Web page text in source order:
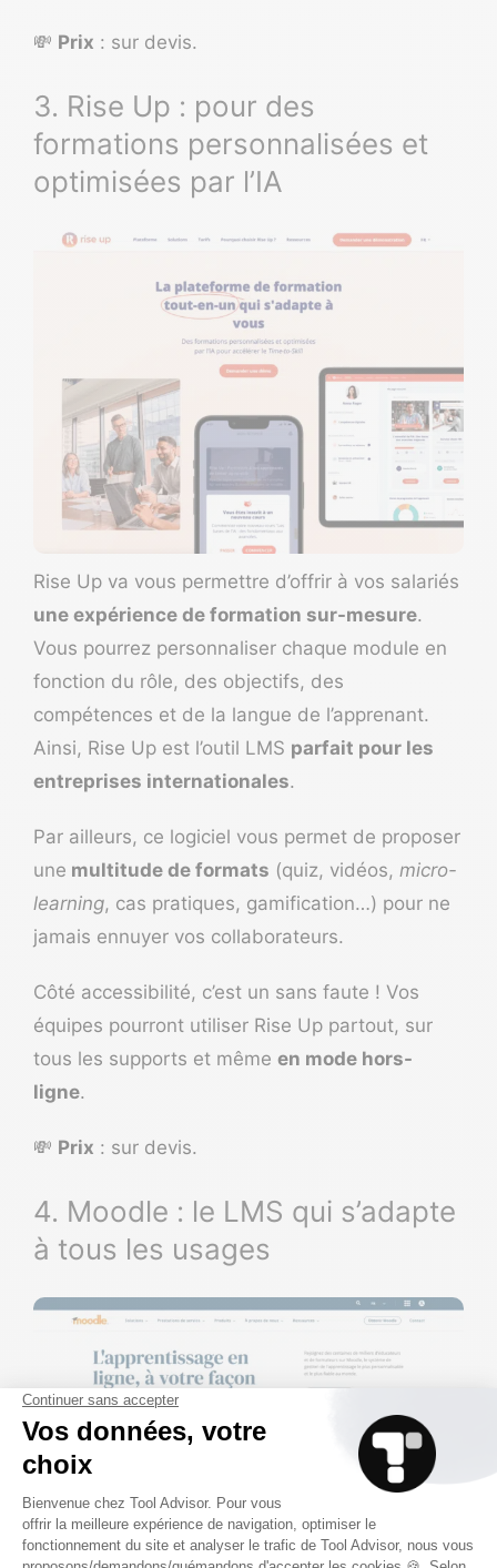
💸 Prix : sur devis.
3. Rise Up : pour des
formations personnalisées et
optimisées par l’IA
Rise Up va vous permettre d’offrir à vos salariés
une expérience de formation sur-mesure.
Vous pourrez personnaliser chaque module en
fonction du rôle, des objectifs, des
compétences et de la langue de l’apprenant.
Ainsi, Rise Up est l’outil LMS parfait pour les
entreprises internationales.
Par ailleurs, ce logiciel vous permet de proposer
une multitude de formats (quiz, vidéos, micro-
learning, cas pratiques, gamification…) pour ne
jamais ennuyer vos collaborateurs.
Côté accessibilité, c’est un sans faute ! Vos
équipes pourront utiliser Rise Up partout, sur
tous les supports et même en mode hors-
ligne.
💸 Prix : sur devis.
4. Moodle : le LMS qui s’adapte
à tous les usages